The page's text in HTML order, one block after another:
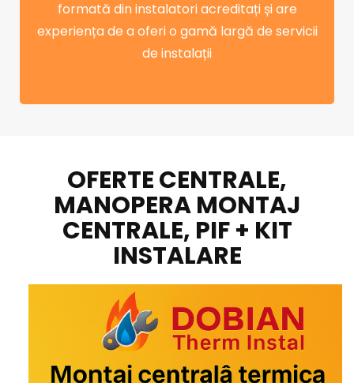
formată din instalatori acreditați și are
experiența de a oferi o gamă largă de servicii
de instalații
OFERTE CENTRALE,
MANOPERA MONTAJ
CENTRALE, PIF + KIT
INSTALARE